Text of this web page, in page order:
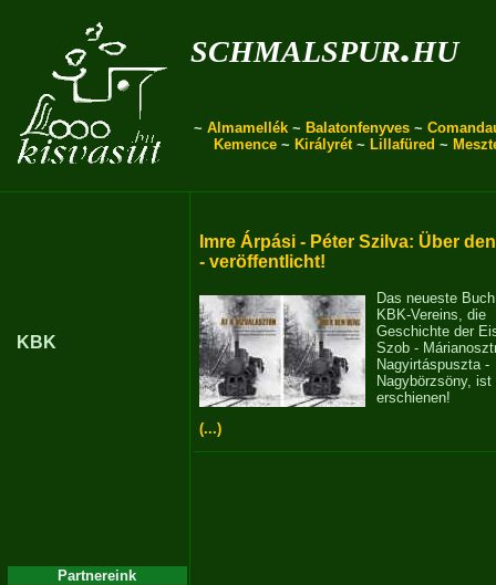
schmalspur.hu
~ Almamellék ~ Balatonfenyves ~
Kemence ~ Királyrét~ Lillafüred ~
KBK
Partnereink
Imre Árpási - Péter Szilva: Über
- veröffentlicht!
Das neueste
KBK-Vereins, die
Geschichte der
Szob -
Nagyirtáspuszta -
Nagybörzsöny, ist
erschienen!
(...)